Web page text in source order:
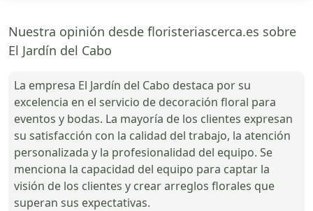
Nuestra opinión desde floristeriascerca.es sobre
El Jardín del Cabo
La empresa El Jardín del Cabo destaca por su
excelencia en el servicio de decoración floral para
eventos y bodas. La mayoría de los clientes expresan
su satisfacción con la calidad del trabajo, la atención
personalizada y la profesionalidad del equipo. Se
menciona la capacidad del equipo para captar la
visión de los clientes y crear arreglos florales que
superan sus expectativas.